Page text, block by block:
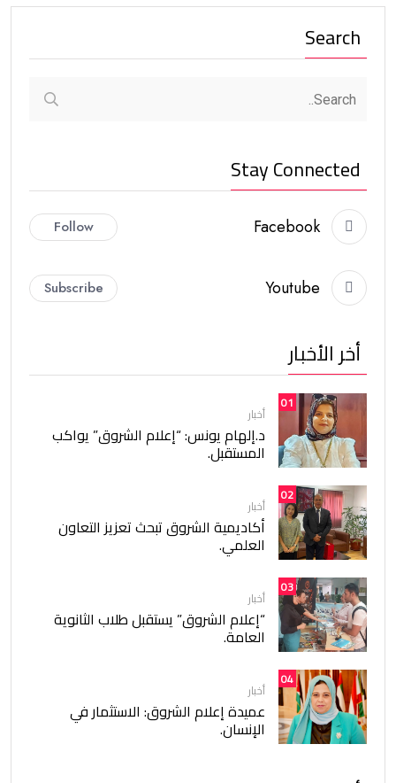
Search
Stay Connected
Facebook
Follow
Youtube
Subscribe
أخر الأخبار
01
أخبار
د.إلهام يونس: “إعلام الشروق” يواكب
المستقبل.
02
أخبار
أكاديمية الشروق تبحث تعزيز التعاون
العلمي.
03
أخبار
“إعلام الشروق” يستقبل طلاب الثانوية
العامة.
04
أخبار
عميدة إعلام الشروق: الاستثمار في
الإنسان.